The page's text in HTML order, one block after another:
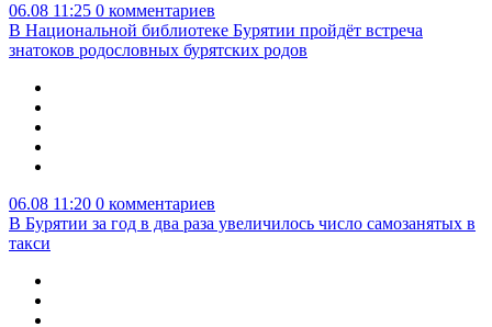
06.08 11:25 0 комментариев
В Национальной библиотеке Бурятии пройдёт встреча
знатоков родословных бурятских родов
06.08 11:20 0 комментариев
В Бурятии за год в два раза увеличилось число самозанятых в
такси